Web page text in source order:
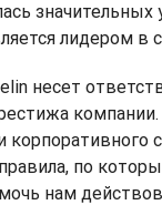
значительных
лидером в
несет
корпоративного
правила, по
нам